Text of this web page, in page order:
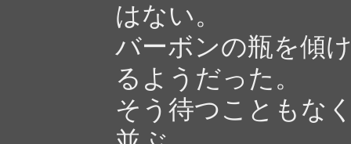
はない。
バーボンの瓶を傾
るようだった。
そう待つこともな